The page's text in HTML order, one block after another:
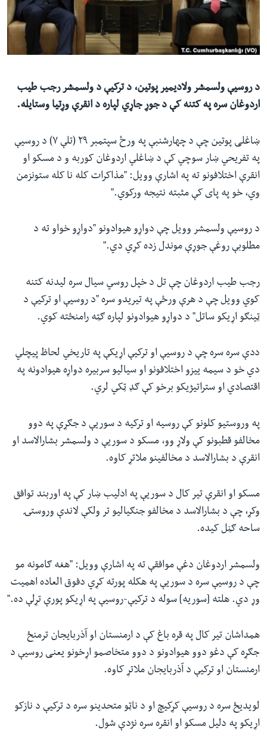
لټون
ځای
شئ
له مونږ سره په تماس کې پاتې شئ
د روسیې ولسمشر ولادیمیر پوتین، د ترکیې د ولسمشر رجب طیب
اردوغان سره په کتنه کې د جوړ جاړي لپاره د انقرې وړتیا وستایله.
ښاغلی پوتین چې د چهارشنبې په ورځ سپتمبر ۲۹ (تلې ۷) د روسيې
په تفریحي ښار سوچي کې د ښاغلي اردوغان کوربه و د مسکو او
انقرې اختلافونو ته په اشارې وویل: "مذاکرات کله نا کله ستونزمن
وي، خو په پای کې مثبته نتیجه ورکوي."
د روسیې ولسمشر وویل چې دواړو هیوادونو "دواړو خواو ته د
مطلوبې روغې جوړې موندل زده کړي دي."
رجب طیب اردوغان چې تل د خپل روسي سیال سره لیدنه کتنه
کوي وویل چې د هرې ورځې په تیریدو سره "د روسیې او ترکیې د
ټینګو اړیکو ساتل" د دواړو هیوادونو لپاره ګټه رامنځته کوي.
ددې سره سره چې د روسیې او ترکیې اړیکې په تاریخي لحاظ پیچلي
دي خو د سیمه ییزو اختلافونو او سیالیو سربیره دواړه هیوادونه په
اقتصادي او ستراتیژیکو برخو کې ګډ ټکي لري.
په وروستیو کلونو کې روسیه او ترکیه د سوریې د جګړې په دوو
مخالفو قطبونو کې ولاړ وو، مسکو د سوریې د ولسمشر بشارالاسد او
انقرې د بشار‌الاسد د مخالفینو ملاتړ کاوه.
مسکو او انقرې تیر کال د سوریې په ادلیب ښار کې په اوربند توافق
وکړ، چې د بشارالاسد د مخالفو جنګیالیو تر ولکې لاندې وروستۍ
ساحه ګڼل کیده.
ولسمشر اردوغان دغې موافقې ته په اشارې وویل: "هغه ګامونه مو
چې د روسیې سره د سوریې په هکله پورته کړي دفوق العاده اهمیت
وړ دي. هلته [سوریه] سوله د ترکیې-روسیې په اړیکو پورې تړلې ده."
همداشان تیر کال په قره باغ کې د ارمنستان او آذربایجان ترمنځ
جګړه کې دغو دوو هیوادونو د دوو متخاصمو اړخونو یعنی روسیې د
ارمنستان او ترکیې د آذربایجان ملاتړ کاوه.
لویدیځ سره د روسیې کړکیچ او د ناټو متحدینو سره د ترکیې د نازکو
اړیکو په دلیل مسکو او انقره سره نژدې شول.